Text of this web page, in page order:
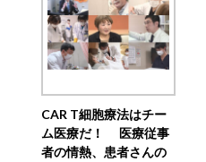
CAR T細胞療法はチー
ム医療だ！ 医療従事
者の情熱、患者さんの